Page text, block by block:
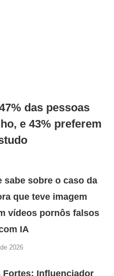
das pessoas
e 43% preferem
sabe sobre o caso da
que teve imagem
vídeos pornôs falsos
IA
2026
Fortes: Influenciador